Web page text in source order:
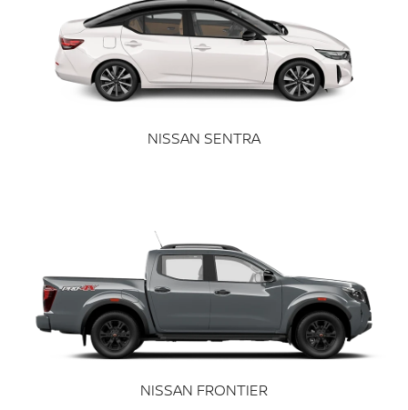
NISSAN SENTRA
NISSAN FRONTIER